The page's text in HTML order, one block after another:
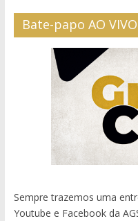
Bate-papo AO VIVO
Sempre trazemos uma
Youtube e Facebook da